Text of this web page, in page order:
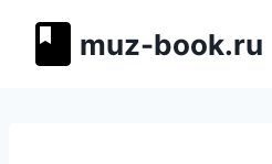
muz-book.ru